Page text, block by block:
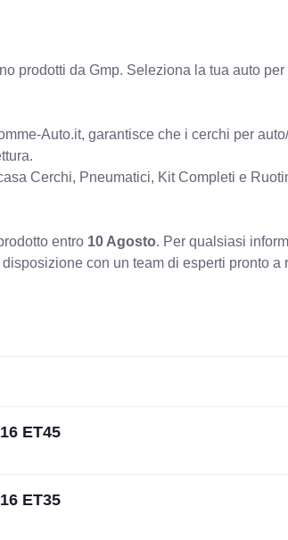
prodotti da Gmp. Seleziona la tua auto per
Auto.it, garantisce che i cerchi per
Cerchi, Pneumatici, Kit Completi e
entro 10 Agosto. Per qualsiasi
disposizione con un team di esperti pronto a
ET45
ET35